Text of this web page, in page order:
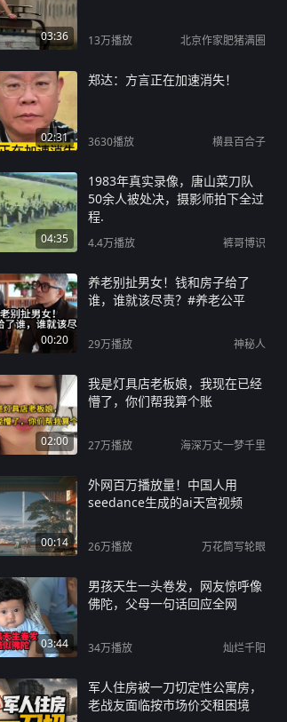
03:36 13万播放 北京作家肥猪满圈
02:31
郑达：方言正在加速消失！
3630播放 横县百合子
04:35
1983年真实录像，唐山菜刀队
50余人被处决，摄影师拍下全过
程.
4.4万播放 裤哥博识
00:20
养老别扯男女！钱和房子给了
谁，谁就该尽责？#养老公平
29万播放 神秘人
02:00
我是灯具店老板娘，我现在已经
懵了，你们帮我算个账
27万播放 海深万丈一梦千里
00:14
外网百万播放量！中国人用
seedance生成的ai天宫视频
26万播放 万花筒写轮眼
03:44
男孩天生一头卷发，网友惊呼像
佛陀，父母一句话回应全网
34万播放 灿烂千阳
军人住房被一刀切定性公寓房，
老战友面临按市场价交租困境